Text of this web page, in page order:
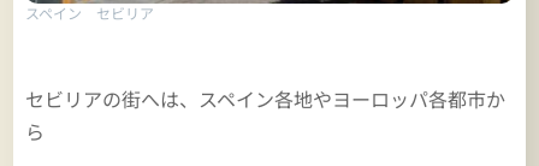
スペイン セビリア
セビリアの街へは、スペイン各地やヨーロッパ各都市か
ら